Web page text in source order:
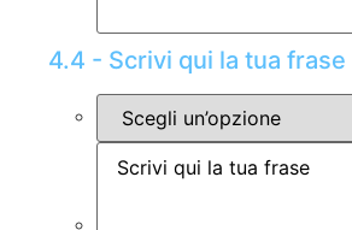
4.4 - Scrivi qui la tua frase